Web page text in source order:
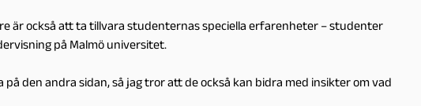
är också att ta tillvara studenternas speciella erfarenheter – studenter
på Malmö universitet.
den andra sidan, så jag tror att de också kan bidra med insikter om vad